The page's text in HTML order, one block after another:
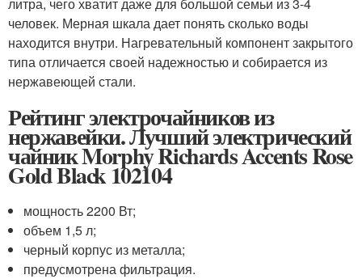
человек. Мерная шкала дает понять сколько воды
находится внутри. Нагревательный компонент закрытого
типа отличается своей надежностью и собирается из
нержавеющей стали.
Рейтинг электрочайников из
нержавейки. Лучший электрический
чайник Morphy Richards Accents Rose
Gold Black 102104
мощность 2200 Вт;
объем 1,5 л;
черный корпус из металла;
предусмотрена фильтрация.